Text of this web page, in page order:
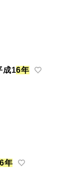
成16年
6年